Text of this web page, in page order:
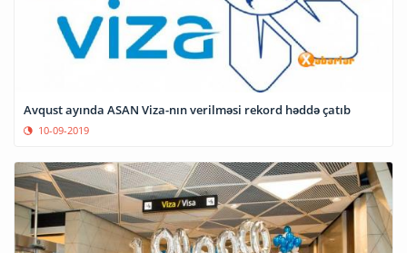
Avqust ayında ASAN Viza-nın verilməsi rekord həddə çatıb
10-09-2019